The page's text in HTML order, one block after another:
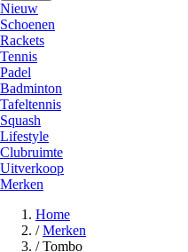
Nieuw
Schoenen
Rackets
Tennis
Padel
Badminton
Tafeltennis
Squash
Lifestyle
Clubruimte
Uitverkoop
Merken
Home
/ Merken
/ Tombo